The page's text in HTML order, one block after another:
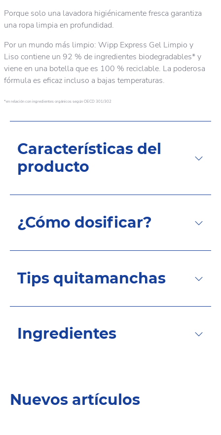
Porque solo una lavadora higiénicamente fresca garantiza
una ropa limpia en profundidad.
Por un mundo más limpio: Wipp Express Gel Limpio y
Liso contiene un 92 % de ingredientes biodegradables* y
viene en una botella que es 100 % reciclable. La poderosa
fórmula es eficaz incluso a bajas temperaturas.
*en relación con ingredientes orgánicos según OECD 301/302
Características del
producto
¿Cómo dosificar?
Tips quitamanchas
Ingredientes
Nuevos artículos